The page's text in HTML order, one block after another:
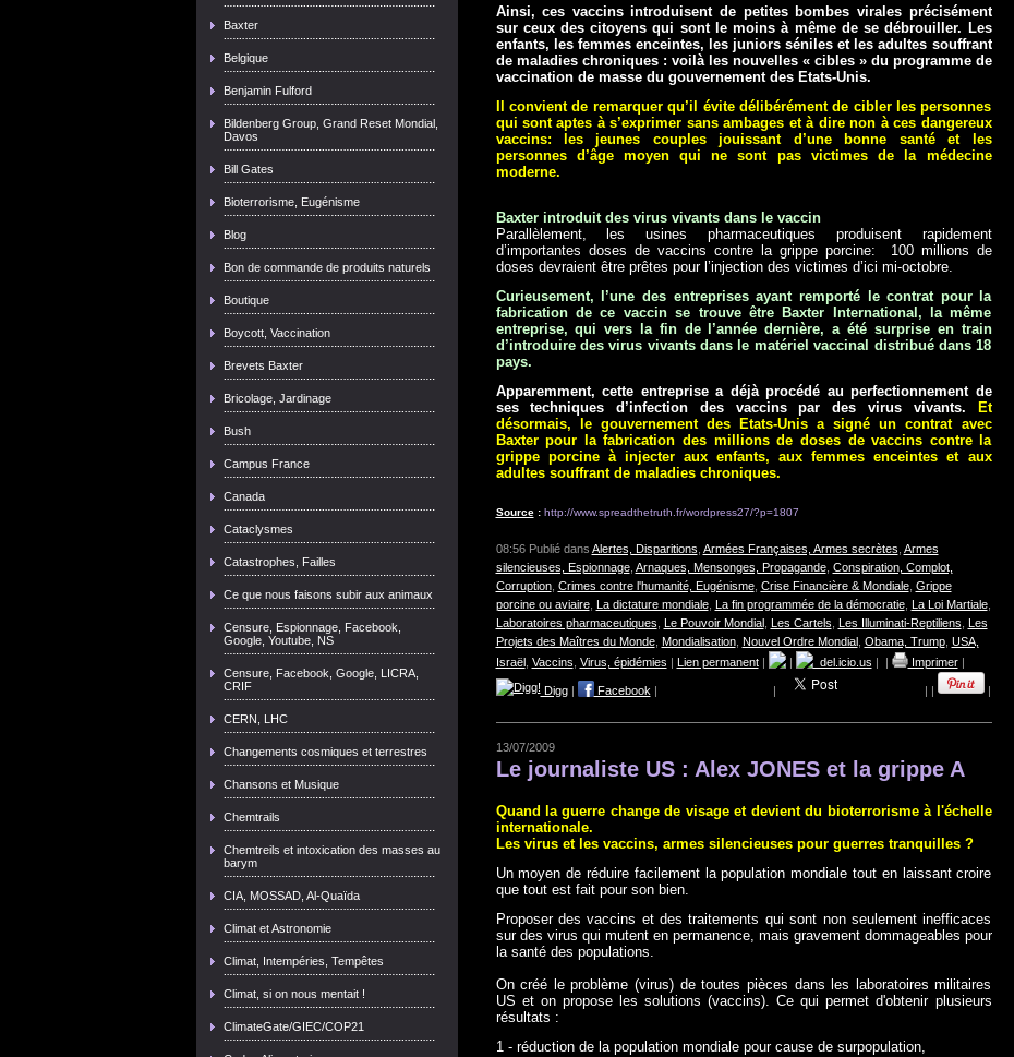
Baxter
Belgique
Benjamin Fulford
Bildenberg Group, Grand Reset Mondial,
Davos
Bill Gates
Bioterrorisme, Eugénisme
Blog
Bon de commande de produits naturels
Boutique
Boycott, Vaccination
Brevets Baxter
Bricolage, Jardinage
Bush
Campus France
Canada
Cataclysmes
Catastrophes, Failles
Ce que nous faisons subir aux animaux
Censure, Espionnage, Facebook,
Google, Youtube, NS
Censure, Facebook, Google, LICRA,
CRIF
CERN, LHC
Changements cosmiques et terrestres
Chansons et Musique
Chemtrails
Chemtreils et intoxication des masses au
barym
CIA, MOSSAD, Al-Quaïda
Climat et Astronomie
Climat, Intempéries, Tempêtes
Climat, si on nous mentait !
ClimateGate/GIEC/COP21
Ainsi, ces vaccins introduisent de petites bombes virales précisément
sur ceux des citoyens qui sont le moins à même de se débrouiller. Les
enfants, les femmes enceintes, les juniors séniles et les adultes souffrant
de maladies chroniques : voilà les nouvelles « cibles » du programme de
vaccination de masse du gouvernement des Etats-Unis.
Il convient de remarquer qu’il évite délibérément de cibler les personnes
qui sont aptes à s’exprimer sans ambages et à dire non à ces dangereux
vaccins: les jeunes couples jouissant d’une bonne santé et les
personnes d’âge moyen qui ne sont pas victimes de la médecine
moderne.
Baxter introduit des virus vivants dans le vaccin
Parallèlement, les usines pharmaceutiques produisent rapidement
d’importantes doses de vaccins contre la grippe porcine: 100 millions de
doses devraient être prêtes pour l’injection des victimes d’ici mi-octobre.
Curieusement, l’une des entreprises ayant remporté le contrat pour la
fabrication de ce vaccin se trouve être Baxter International, la même
entreprise, qui vers la fin de l’année dernière, a été surprise en train
d’introduire des virus vivants dans le matériel vaccinal distribué dans 18
pays.
Apparemment, cette entreprise a déjà procédé au perfectionnement de
ses techniques d’infection des vaccins par des virus vivants.
Et
désormais, le gouvernement des Etats-Unis a signé un contrat avec
Baxter pour la fabrication des millions de doses de vaccins contre la
grippe porcine à injecter aux enfants, aux femmes enceintes et aux
adultes souffrant de maladies chroniques.
Source: http://www.spreadthetruth.fr/wordpress27/?p=1807
08:56 Publié dans Alertes, Disparitions Armées Françaises, Armes secrètes Armes
silencieuses, Espionnage, Arnaques, Mensonges, Propagande, Conspiration, Complot,
Corruption, Crimes contre l'humanité, Eugénisme, Crise Financière & Mondiale, Grippe
porcine ou aviaire, La dictature mondiale, La fin programmée de la démocratie, La Loi Martiale,
Laboratoires pharmaceutiques Le Pouvoir Mondial, Les Cartels Les Illuminati-Reptiliens Les
Projets des Maîtres du Monde, Mondialisation, Nouvel Ordre Mondial, Obama, Trump, USA,
Israël, Vaccins Virus, épidémies | Lien permanent| | del.icio.us | | Imprimer|
Digg| Facebook | | | | |
13/07/2009
Le journaliste US : Alex JONES et la grippe A
Quand la guerre change de visage et devient du bioterrorisme à l'échelle
internationale.
Les virus et les vaccins, armes silencieuses pour guerres tranquilles ?
Un moyen de réduire facilement la population mondiale tout en laissant croire
que tout est fait pour son bien.
Proposer des vaccins et des traitements qui sont non seulement inefficaces
sur des virus qui mutent en permanence, mais gravement dommageables pour
la santé des populations.
On créé le problème (virus) de toutes pièces dans les laboratoires militaires
US et on propose les solutions (vaccins). Ce qui permet d'obtenir plusieurs
résultats :
1 - réduction de la population mondiale pour cause de surpopulation,